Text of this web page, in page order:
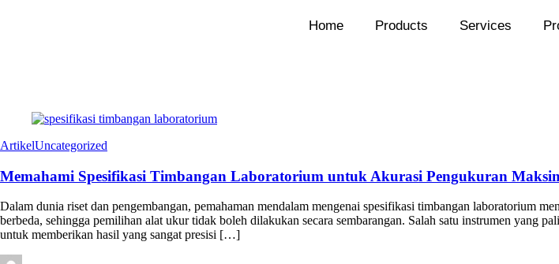
Home Products Services
ArtikelUncategorized
Memahami Spesifikasi Timbangan Laboratorium untuk Akurasi Pengukuran
Dalam dunia riset dan pengembangan, pemahaman mendalam mengenai spesifikasi timbangan laboratorium
berbeda, sehingga pemilihan alat ukur tidak boleh dilakukan secara sembarangan. Salah satu instrumen yang
untuk memberikan hasil yang sangat presisi […]